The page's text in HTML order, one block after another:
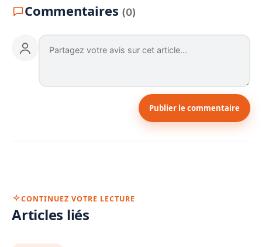
Commentaires (0)
Publier le commentaire
CONTINUEZ VOTRE LECTURE
Articles liés